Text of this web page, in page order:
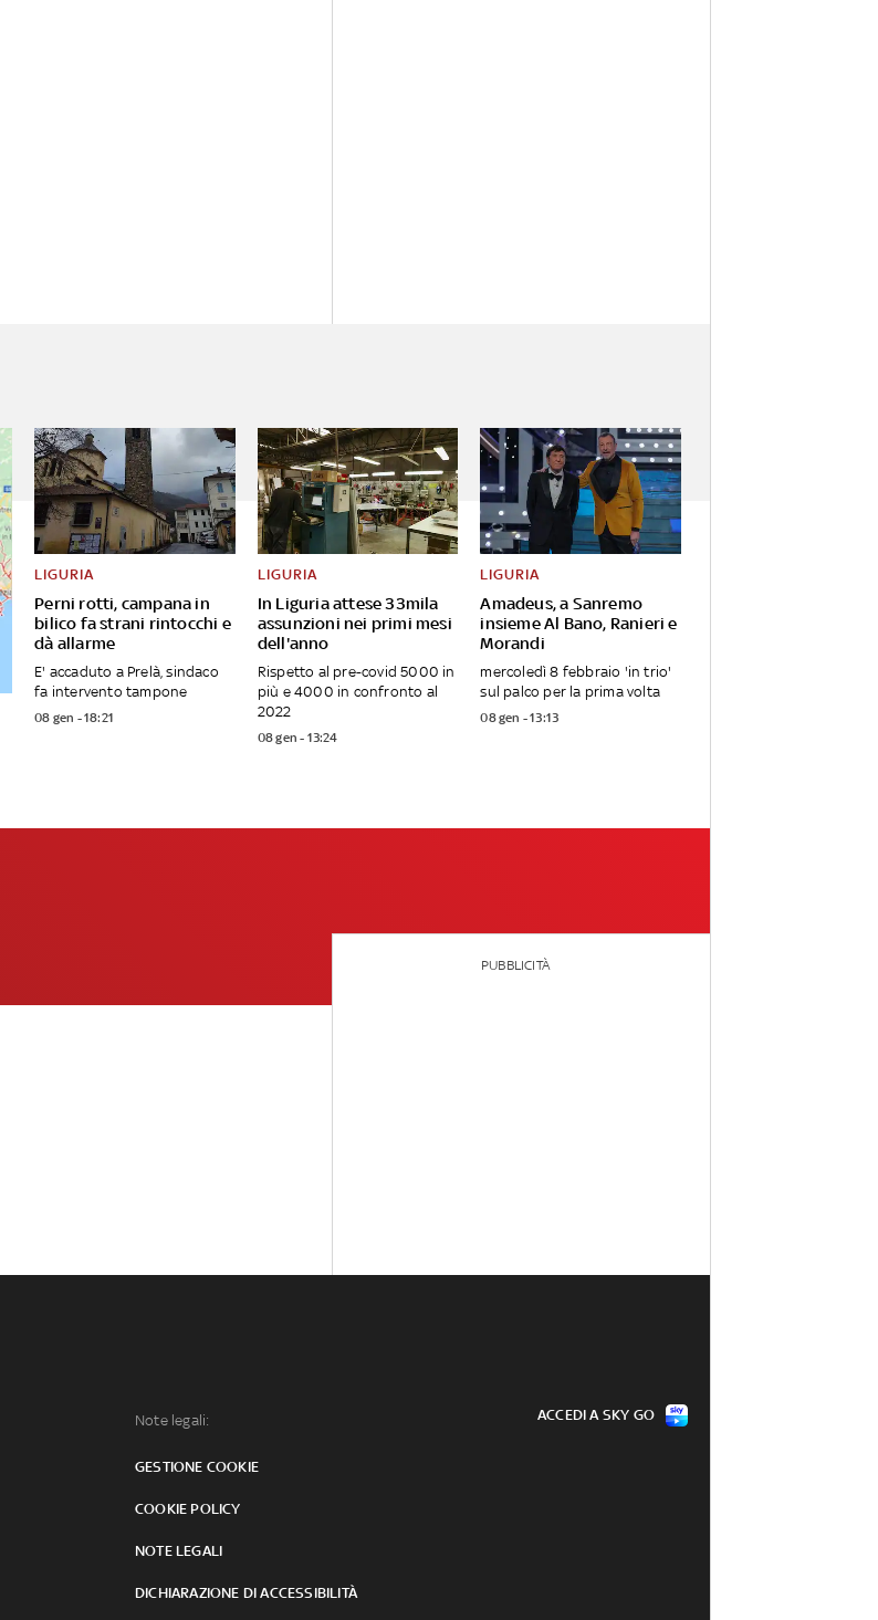
Perni rotti, campana in
bilico fa strani rintocchi e
dà allarme
LIGURIA
E' accaduto a Prelà, sindaco
fa intervento tampone
08 gen - 18:21
In Liguria attese 33mila
assunzioni nei primi mesi
dell'anno
LIGURIA
Rispetto al pre-covid 5000 in
più e 4000 in confronto al
2022
08 gen - 13:24
Amadeus, a Sanremo
insieme Al Bano, Ranieri e
Morandi
LIGURIA
mercoledì 8 febbraio 'in trio'
sul palco per la prima volta
08 gen - 13:13
PUBBLICITÀ
Note legali:
GESTIONE COOKIE
COOKIE POLICY
NOTE LEGALI
DICHIARAZIONE DI ACCESSIBILITÀ
ACCEDI A SKY GO